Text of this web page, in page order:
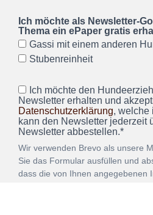
Ich möchte als Newsletter-
Thema ein ePaper gratis
Gassi mit einem anderen
Stubenreinheit
Ich möchte den
Newsletter erhalten und
Datenschutzerklärung, welche
kann den Newsletter jederzeit
Newsletter abbestellen.*
Wir verwenden Brevo als unsere
Sie das Formular ausfüllen und
dass die von Ihnen angegebenen